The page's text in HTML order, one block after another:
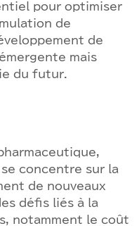
pour optimiser
de
de
mais
du futur.
se concentre sur la
de nouveaux
défis liés à la
notamment le coût